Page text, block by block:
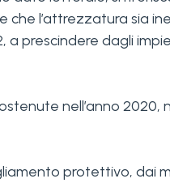
l’attrezzatura sia
prescindere dagli
nell’anno
protettivo, dai